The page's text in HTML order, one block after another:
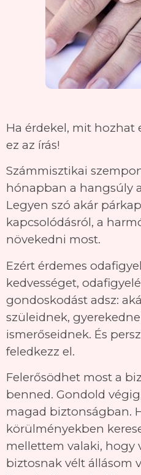
Ha érdekel, mit hozhat
ez az írás!
Számmisztikai
hónapban a hangsúly
Legyen szó akár
kapcsolódásról, a
növekedni most.
Ezért érdemes
kedvességet,
gondoskodást adsz:
szüleidnek,
ismerőseidnek. És
feledkezz el.
Felerősödhet most a
benned. Gondold
magad biztonságban.
körülményekben
mellettem valaki, hogy
biztosnak vélt állásom